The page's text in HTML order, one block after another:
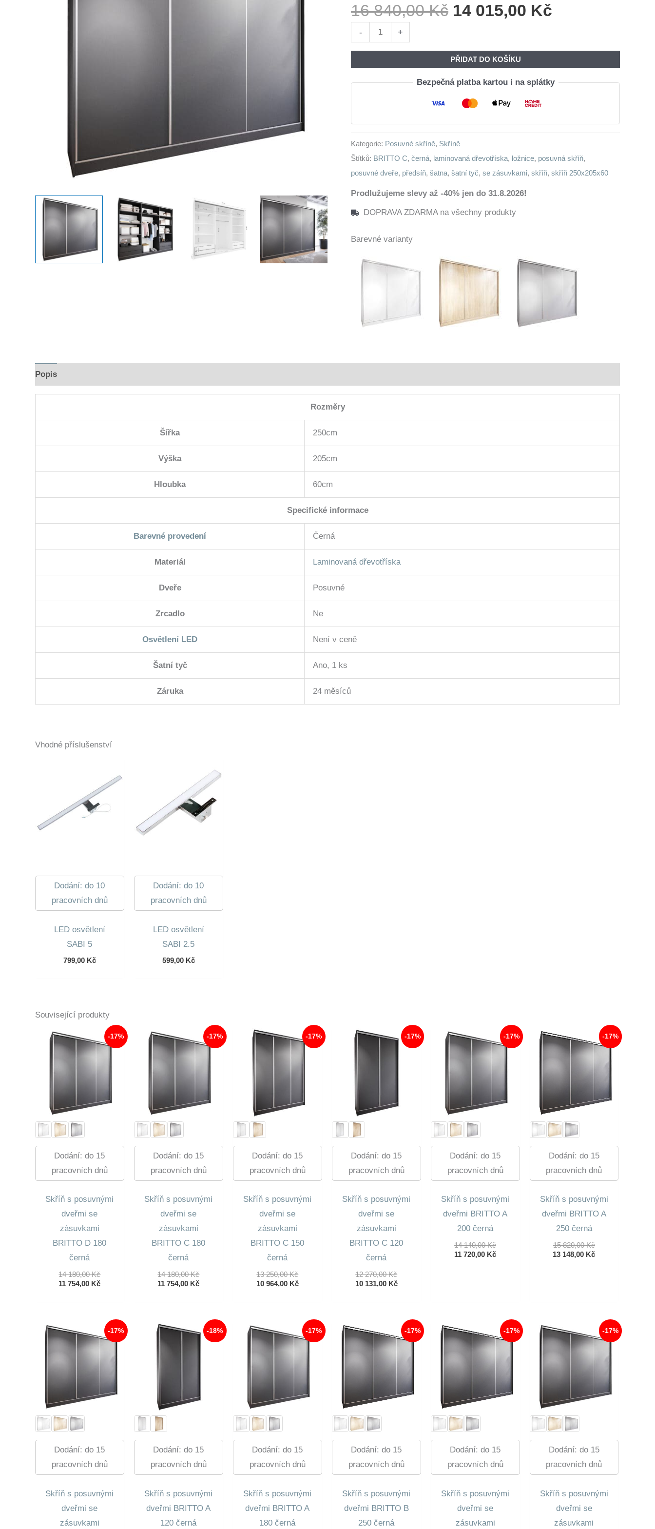
16 840,00Kč Původní
16
840,00 Kč.
14 015,00 Kč
015,00 Kč.
-
s
C
250
černá
množství
+
PŘIDAT DO KOŠÍKU
Bezpečná platba kartou i na splátky
Kategorie: Posuvné skříně, Skříně
Štítků: BRITTO C, černá, laminovaná dřevotříska, ložnice, posuvná skříň,
posuvné dveře, předsíň, šatna, šatní tyč, se zásuvkami, skříň, skříň 250x205x60
Prodlužujeme slevy až -40% jen do 31.8.2026!
DOPRAVA ZDARMA na všechny produkty
Barevné varianty
Popis
Rozměry
Šířka 250cm
Výška 205cm
Hloubka 60cm
Specifické informace
Barevné provedení Černá
Materiál Laminovaná dřevotříska
Dveře Posuvné
Zrcadlo Ne
Osvětlení LED Není v ceně
Šatní tyč Ano, 1 ks
Záruka 24 měsíců
Vhodné příslušenství
Dodání: do 10
pracovních dnů
LED osvětlení
SABI 5
799,00 Kč
Dodání: do 10
pracovních dnů
LED osvětlení
SABI 2.5
599,00 Kč
Související produkty
-17%
Dodání: do 15
pracovních dnů
Skříň s posuvnými
dveřmi se
zásuvkami
BRITTO D 180
černá
14 180,00KčPůvodní
Cena
11 754,00 KčAktuální
754,00 Kč.
-17%
Dodání: do 15
pracovních dnů
Skříň s posuvnými
dveřmi se
zásuvkami
BRITTO C 180
černá
14 180,00KčPůvodní
Cena
11 754,00 KčAktuální
754,00 Kč.
-17%
Dodání: do 15
pracovních dnů
Skříň s posuvnými
dveřmi se
zásuvkami
BRITTO C 150
černá
13 250,00KčPůvodní
Cena
10 964,00 KčAktuální
964,00 Kč.
-17%
Dodání: do 15
pracovních dnů
Skříň s posuvnými
dveřmi se
zásuvkami
BRITTO C 120
černá
12 270,00KčPůvodní
Cena
10 131,00 KčAktuální
131,00 Kč.
-17%
Dodání: do 15
pracovních dnů
Skříň s posuvnými
dveřmi BRITTO A
200 černá
14 140,00KčPůvodní
Cena
11 720,00 KčAktuální
-17%
Dodání: do 15
pracovních dnů
Skříň s posuvnými
dveřmi BRITTO A
250 černá
15 820,00KčPůvodní
Cena
13 148,00 KčAktuální
-17%
Dodání: do 15
pracovních dnů
Skříň s posuvnými
dveřmi se
zásuvkami
-18%
Dodání: do 15
pracovních dnů
Skříň s posuvnými
dveřmi BRITTO A
120 černá
-17%
Dodání: do 15
pracovních dnů
Skříň s posuvnými
dveřmi BRITTO A
180 černá
-17%
Dodání: do 15
pracovních dnů
Skříň s posuvnými
dveřmi BRITTO B
250 černá
-17%
Dodání: do 15
pracovních dnů
Skříň s posuvnými
dveřmi se
zásuvkami
-17%
Dodání: do 15
pracovních dnů
Skříň s posuvnými
dveřmi se
zásuvkami